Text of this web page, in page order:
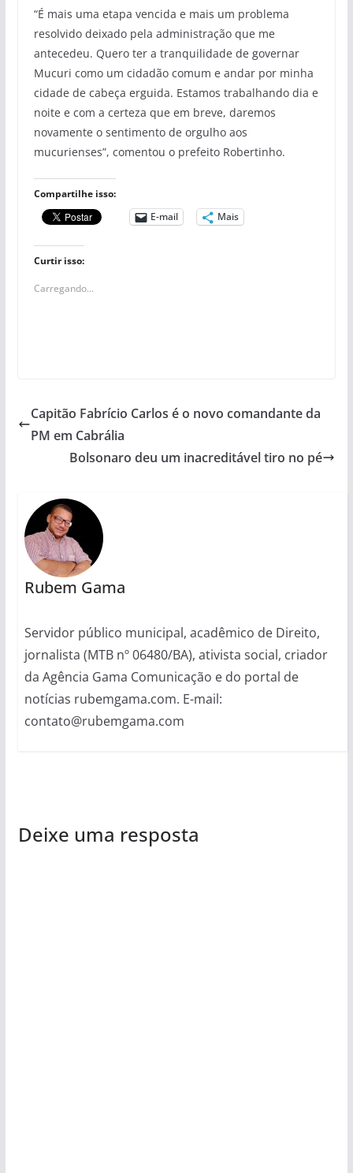
“É mais uma etapa vencida e mais um problema
resolvido deixado pela administração que me
antecedeu. Quero ter a tranquilidade de governar
Mucuri como um cidadão comum e andar por minha
cidade de cabeça erguida. Estamos trabalhando dia e
noite e com a certeza que em breve, daremos
novamente o sentimento de orgulho aos
mucurienses”, comentou o prefeito Robertinho.
Compartilhe isso:
E-mail
Mais
Curtir isso:
Carregando...
Capitão Fabrício Carlos é o novo comandante da
PM em Cabrália
Bolsonaro deu um inacreditável tiro no pé
Rubem Gama
Servidor público municipal, acadêmico de Direito,
jornalista (MTB nº 06480/BA), ativista social, criador
da Agência Gama Comunicação e do portal de
notícias rubemgama.com. E-mail:
contato@rubemgama.com
Deixe uma resposta